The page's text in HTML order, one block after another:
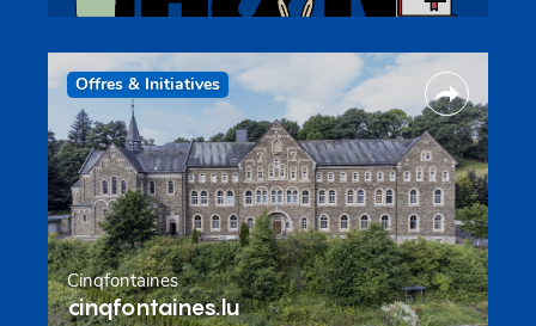
Offres & Initiatives
Cinqfontaines
cinqfontaines.lu